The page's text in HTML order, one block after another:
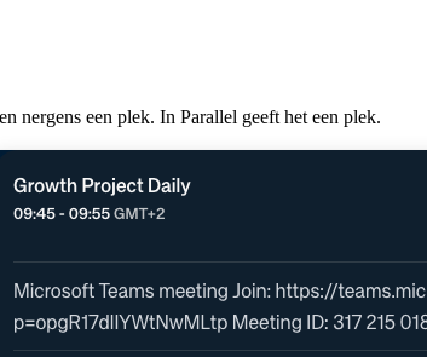
nergens een plek. In Parallel geeft het een plek.